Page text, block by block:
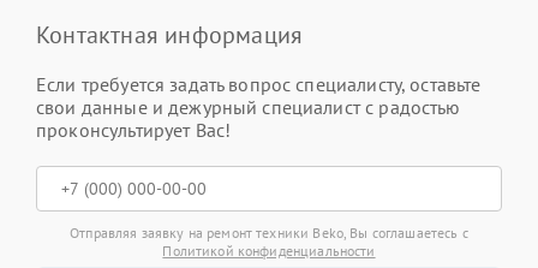
Контактная информация
Если требуется задать вопрос специалисту, оставьте
свои данные и дежурный специалист с радостью
проконсультирует Вас!
Отправляя заявку на ремонт техники Beko, Вы соглашаетесь с
Политикой конфиденциальности